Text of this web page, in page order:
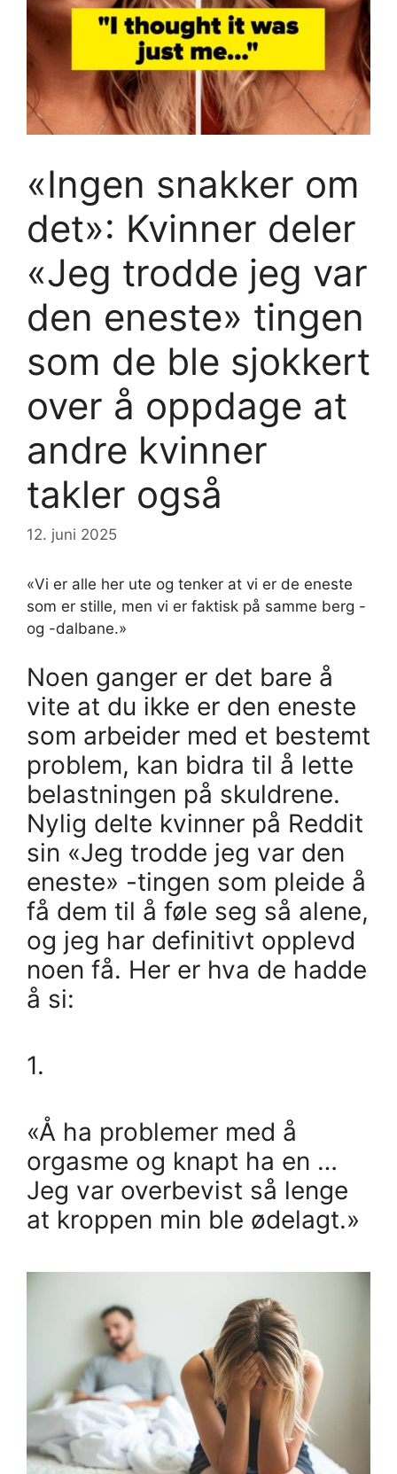
«Ingen snakker om
det»: Kvinner deler
«Jeg trodde jeg var
den eneste» tingen
som de ble sjokkert
over å oppdage at
andre kvinner
takler også
12. juni 2025
«Vi er alle her ute og tenker at vi er de eneste
som er stille, men vi er faktisk på samme berg -
og -dalbane.»
Noen ganger er det bare å
vite at du ikke er den eneste
som arbeider med et bestemt
problem, kan bidra til å lette
belastningen på skuldrene.
Nylig delte kvinner på Reddit
sin «Jeg trodde jeg var den
eneste» -tingen som pleide å
få dem til å føle seg så alene,
og jeg har definitivt opplevd
noen få. Her er hva de hadde
å si:
1.
«Å ha problemer med å
orgasme og knapt ha en …
Jeg var overbevist så lenge
at kroppen min ble ødelagt.»